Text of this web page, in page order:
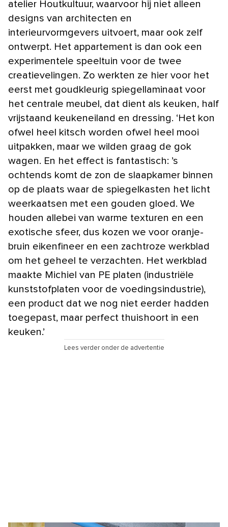
atelier Houtkultuur, waarvoor hij niet alleen
designs van architecten en
interieurvormgevers uitvoert, maar ook zelf
ontwerpt. Het appartement is dan ook een
experimentele speeltuin voor de twee
creatievelingen. Zo werkten ze hier voor het
eerst met goudkleurig spiegellaminaat voor
het centrale meubel, dat dient als keuken, half
vrijstaand keukeneiland en dressing. ‘Het kon
ofwel heel kitsch worden ofwel heel mooi
uitpakken, maar we wilden graag de gok
wagen. En het effect is fantastisch: ’s
ochtends komt de zon de slaapkamer binnen
op de plaats waar de spiegelkasten het licht
weerkaatsen met een gouden gloed. We
houden allebei van warme texturen en een
exotische sfeer, dus kozen we voor oranje-
bruin eikenfineer en een zachtroze werkblad
om het geheel te verzachten. Het werkblad
maakte Michiel van PE platen (industriële
kunststofplaten voor de voedingsindustrie),
een product dat we nog niet eerder hadden
toegepast, maar perfect thuishoort in een
keuken.’
Lees verder onder de advertentie